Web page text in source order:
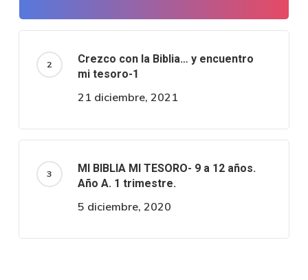
Crezco con la Biblia… y encuentro
mi tesoro-1
21 diciembre, 2021
MI BIBLIA MI TESORO- 9 a 12 años.
Año A. 1 trimestre.
5 diciembre, 2020